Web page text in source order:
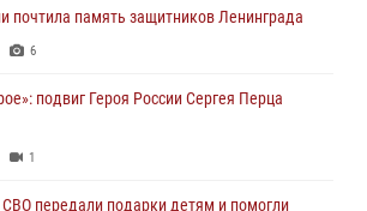
почтила память защитников Ленинграда
6
подвиг Героя России Сергея Перца
1
передали подарки детям и помогли